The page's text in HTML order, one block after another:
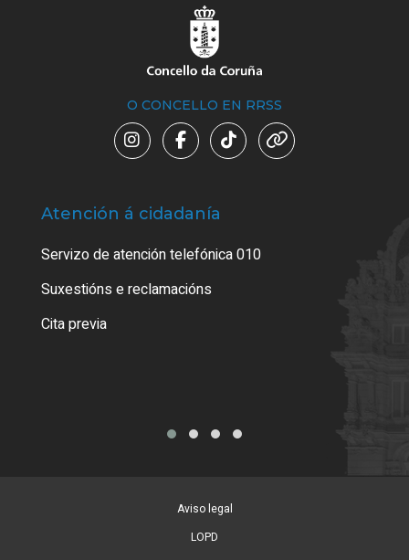
O CONCELLO EN RRSS
Atención á cidadanía
Servizo de atención telefónica 010
Suxestións e reclamacións
Cita previa
Aviso legal
LOPD